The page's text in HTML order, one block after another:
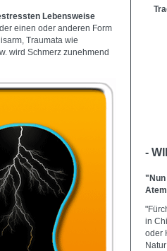
Lebensweise
einen oder anderen Form
Traumata wie
wird Schmerz zunehmend
-
"Nun
in
oder